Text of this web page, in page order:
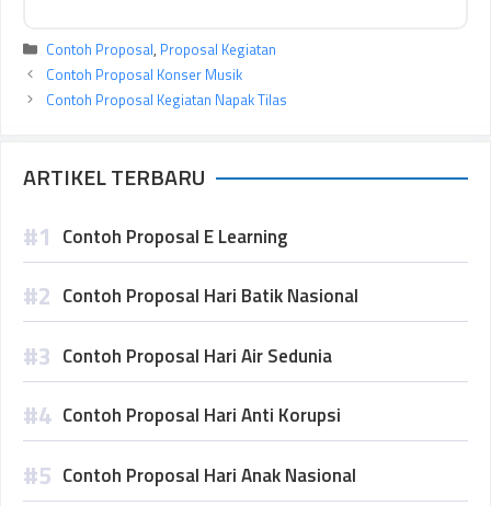
Kategori
Contoh Proposal, Proposal Kegiatan
Contoh Proposal Konser Musik
Contoh Proposal Kegiatan Napak Tilas
ARTIKEL TERBARU
Contoh Proposal E Learning
Contoh Proposal Hari Batik Nasional
Contoh Proposal Hari Air Sedunia
Contoh Proposal Hari Anti Korupsi
Contoh Proposal Hari Anak Nasional